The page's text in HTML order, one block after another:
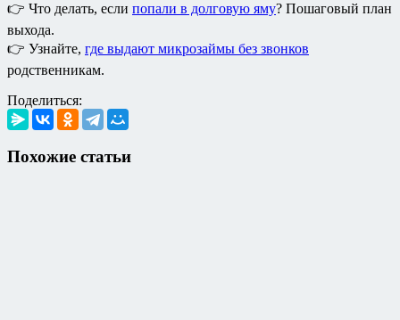
👉 Что делать, если попали в долговую яму? Пошаговый план
выхода.
👉 Узнайте, где выдают микрозаймы без звонков
родственникам.
Поделиться:
Похожие статьи